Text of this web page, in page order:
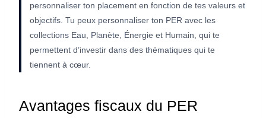
personnaliser ton placement en fonction de tes valeurs et
objectifs. Tu peux personnaliser ton PER avec les
collections Eau, Planète, Énergie et Humain, qui te
permettent d’investir dans des thématiques qui te
tiennent à cœur.
Avantages fiscaux du PER